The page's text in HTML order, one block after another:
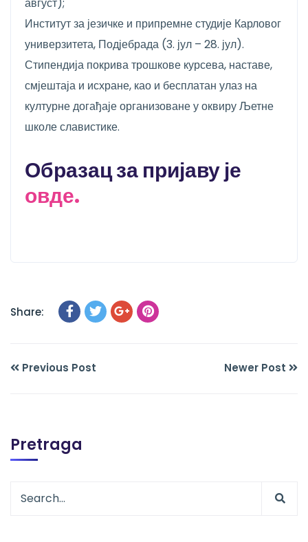
Институт за језичке и припремне студије Карловог
универзитета, Подјебрада (3. јул – 28. јул).
Стипендија покрива трошкове курсева, наставе,
смјештаја и исхране, као и бесплатан улаз на
културне догађаје организоване у оквиру Љетне
школе славистике.
Образац за пријаву је
овде.
Share:
Previous Post Newer Post
Pretraga